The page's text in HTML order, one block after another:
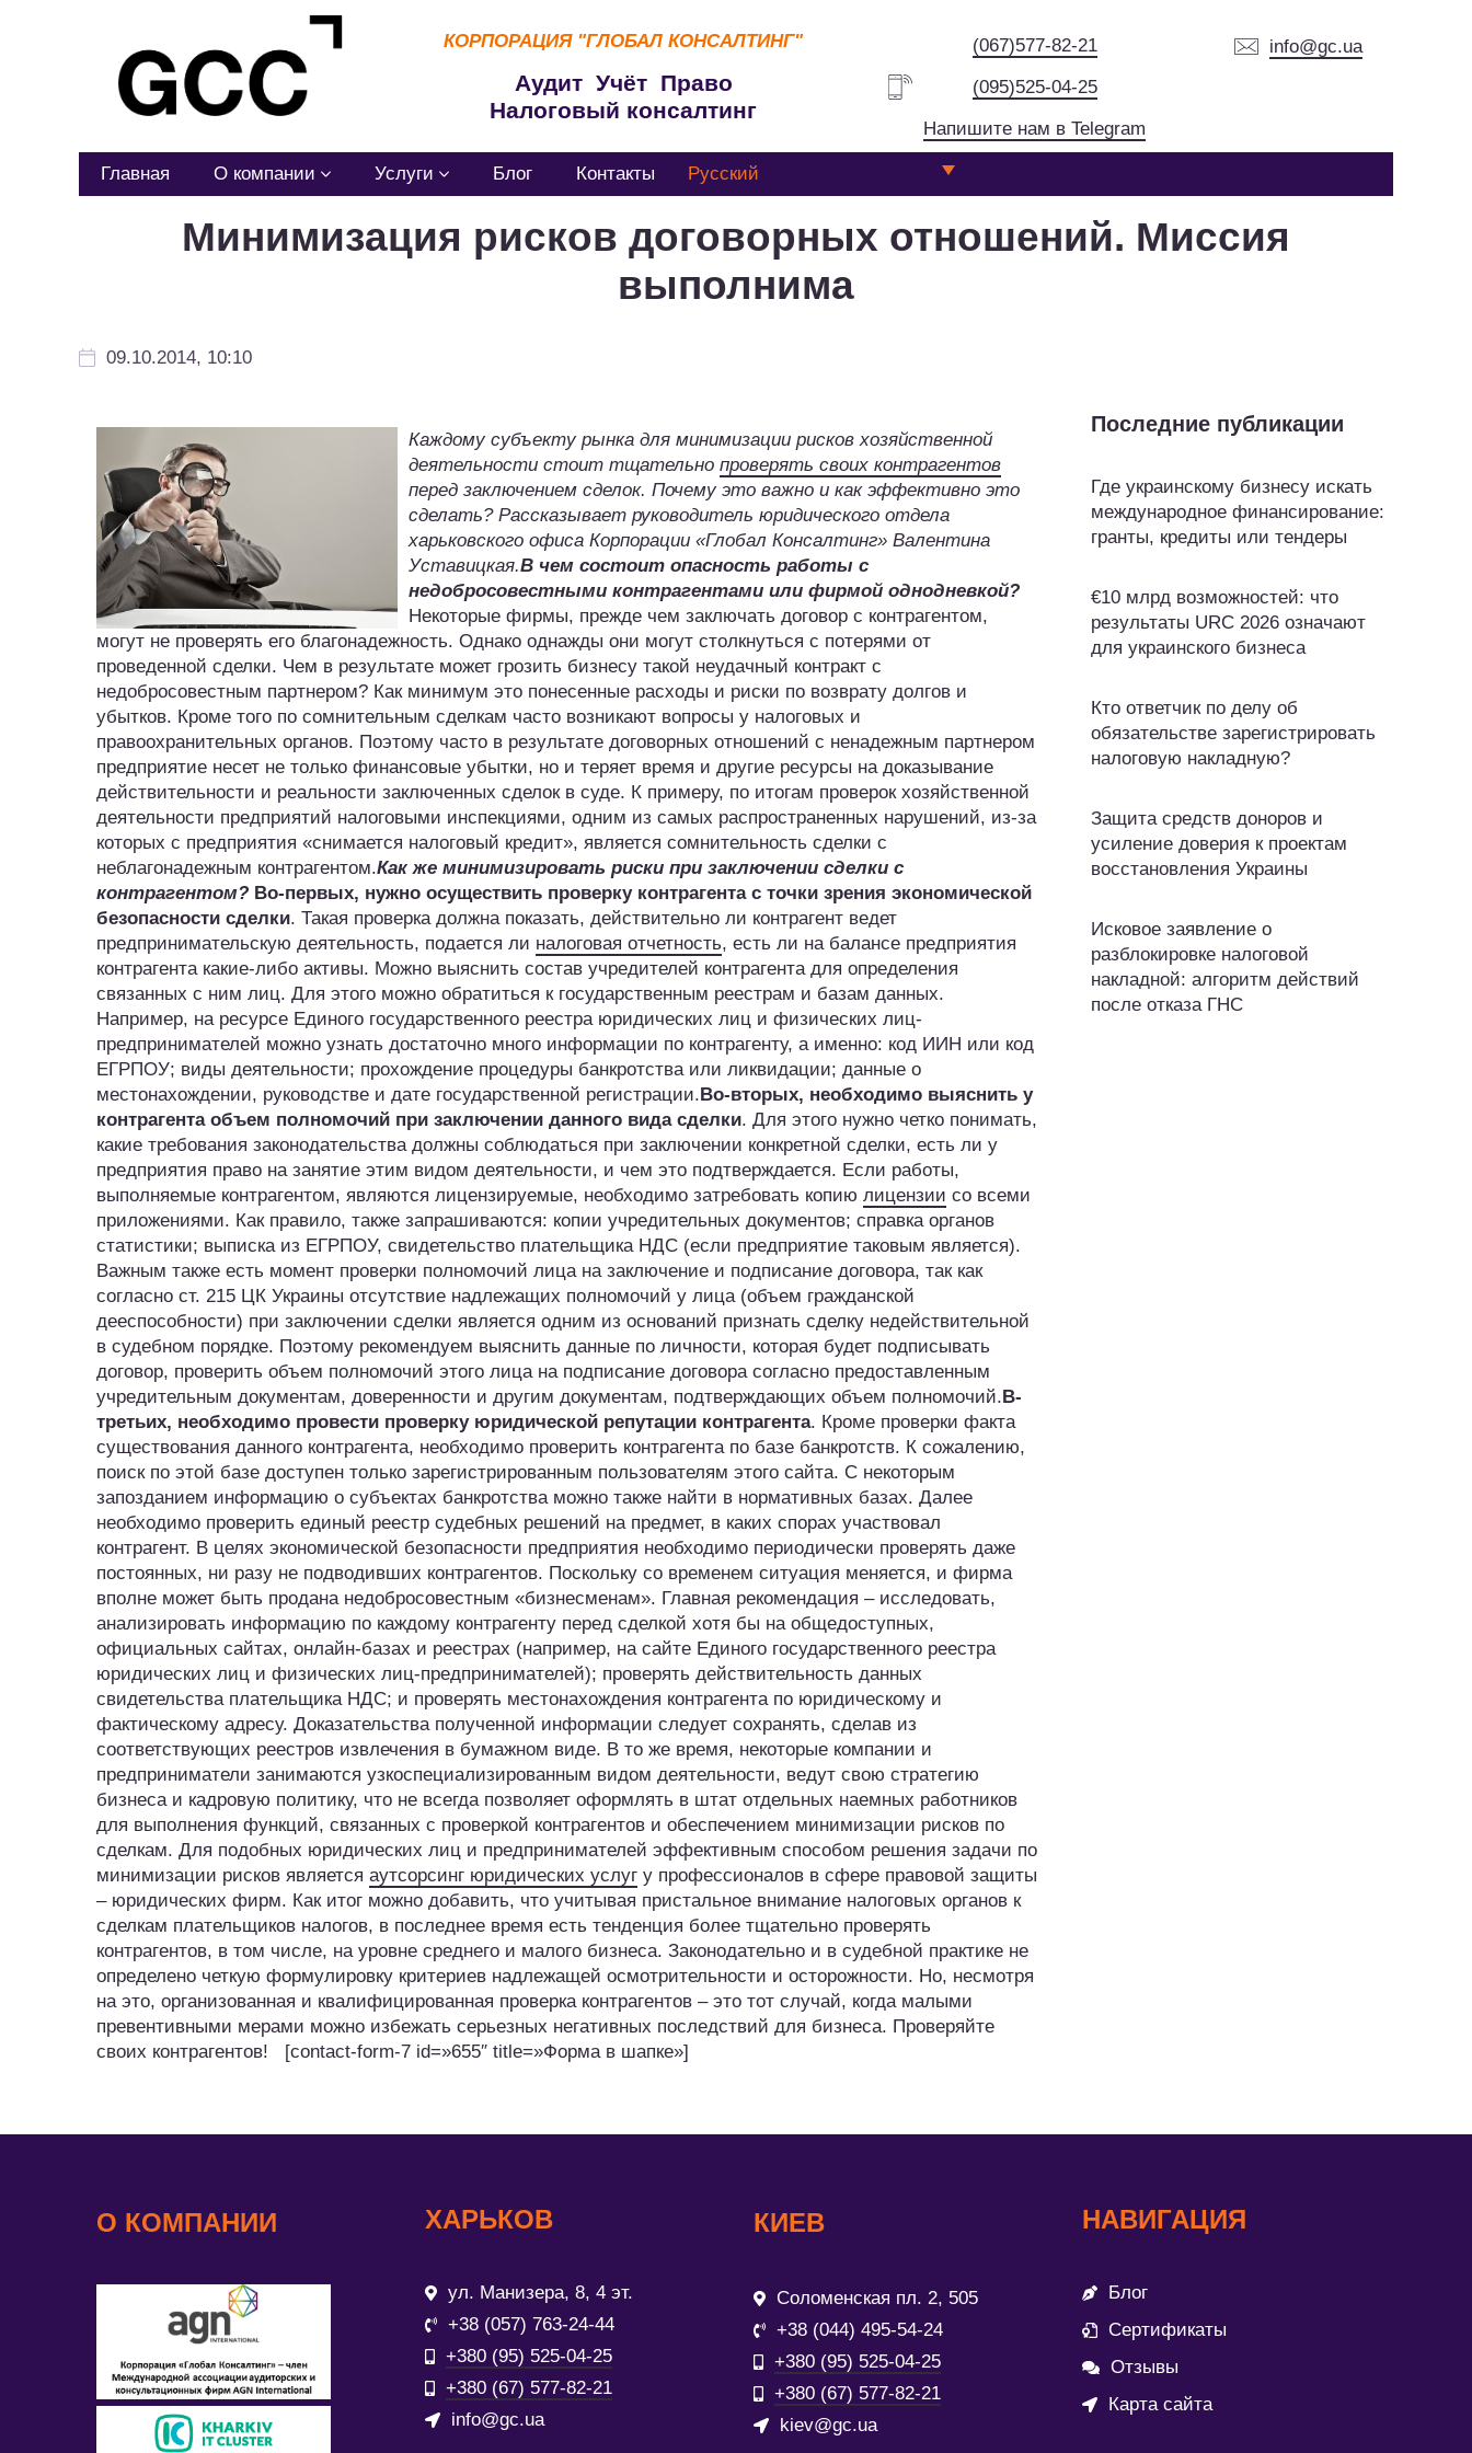
КОРПОРАЦИЯ "ГЛОБАЛ КОНСАЛТИНГ"
Аудит Учёт Право
Налоговый консалтинг
(067)577-82-21
(095)525-04-25
Напишите нам в Telegram
info@gc.ua
Главная О компании Услуги Блог Контакты Русский
Минимизация рисков договорных отношений. Миссия
выполнима
09.10.2014, 10:10
Каждому субъекту рынка для минимизации рисков хозяйственной
деятельности стоит тщательнопроверять своих контрагентов
перед заключением сделок. Почему это важно и как эффективно это
сделать? Рассказывает руководитель юридического отдела
харьковского офиса Корпорации «Глобал Консалтинг» Валентина
Уставицкая.В чем состоит опасность работы с
недобросовестными контрагентами или фирмой однодневкой?
Некоторые фирмы, прежде чем заключать договор с контрагентом,
могут не проверять его благонадежность. Однако однажды они могут столкнуться с потерями от
проведенной сделки. Чем в результате может грозить бизнесу такой неудачный контракт с
недобросовестным партнером? Как минимум это понесенные расходы и риски по возврату долгов и
убытков. Кроме того по сомнительным сделкам часто возникают вопросы у налоговых и
правоохранительных органов. Поэтому часто в результате договорных отношений с ненадежным партнером
предприятие несет не только финансовые убытки, но и теряет время и другие ресурсы на доказывание
действительности и реальности заключенных сделок в суде. К примеру, по итогам проверок хозяйственной
деятельности предприятий налоговыми инспекциями, одним из самых распространенных нарушений, из-за
которых с предприятия «снимается налоговый кредит», является сомнительность сделки с
неблагонадежным контрагентом.Как же минимизировать риски при заключении сделки с
контрагентом? Во-первых, нужно осуществить проверку контрагента с точки зрения экономической
безопасности сделки. Такая проверка должна показать, действительно ли контрагент ведет
предпринимательскую деятельность, подается ли налоговая отчетность, есть ли на балансе предприятия
контрагента какие-либо активы. Можно выяснить состав учредителей контрагента для определения
связанных с ним лиц. Для этого можно обратиться к государственным реестрам и базам данных.
Например, на ресурсе Единого государственного реестра юридических лиц и физических лиц-
предпринимателей можно узнать достаточно много информации по контрагенту, а именно: код ИИН или код
ЕГРПОУ; виды деятельности; прохождение процедуры банкротства или ликвидации; данные о
местонахождении, руководстве и дате государственной регистрации.Во-вторых, необходимо выяснить у
контрагента объем полномочий при заключении данного вида сделки. Для этого нужно четко понимать,
какие требования законодательства должны соблюдаться при заключении конкретной сделки, есть ли у
предприятия право на занятие этим видом деятельности, и чем это подтверждается. Если работы,
выполняемые контрагентом, являются лицензируемые, необходимо затребовать копию лицензии со всеми
приложениями. Как правило, также запрашиваются: копии учредительных документов; справка органов
статистики; выписка из ЕГРПОУ, свидетельство плательщика НДС (если предприятие таковым является).
Важным также есть момент проверки полномочий лица на заключение и подписание договора, так как
согласно ст. 215 ЦК Украины отсутствие надлежащих полномочий у лица (объем гражданской
дееспособности) при заключении сделки является одним из оснований признать сделку недействительной
в судебном порядке. Поэтому рекомендуем выяснить данные по личности, которая будет подписывать
договор, проверить объем полномочий этого лица на подписание договора согласно предоставленным
учредительным документам, доверенности и другим документам, подтверждающих объем полномочий.В-
третьих, необходимо провести проверку юридической репутации контрагента. Кроме проверки факта
существования данного контрагента, необходимо проверить контрагента по базе банкротств. К сожалению,
поиск по этой базе доступен только зарегистрированным пользователям этого сайта. С некоторым
запозданием информацию о субъектах банкротства можно также найти в нормативных базах. Далее
необходимо проверить единый реестр судебных решений на предмет, в каких спорах участвовал
контрагент. В целях экономической безопасности предприятия необходимо периодически проверять даже
постоянных, ни разу не подводивших контрагентов. Поскольку со временем ситуация меняется, и фирма
вполне может быть продана недобросовестным «бизнесменам». Главная рекомендация – исследовать,
анализировать информацию по каждому контрагенту перед сделкой хотя бы на общедоступных,
официальных сайтах, онлайн-базах и реестрах (например, на сайте Единого государственного реестра
юридических лиц и физических лиц-предпринимателей); проверять действительность данных
свидетельства плательщика НДС; и проверять местонахождения контрагента по юридическому и
фактическому адресу. Доказательства полученной информации следует сохранять, сделав из
соответствующих реестров извлечения в бумажном виде. В то же время, некоторые компании и
предприниматели занимаются узкоспециализированным видом деятельности, ведут свою стратегию
бизнеса и кадровую политику, что не всегда позволяет оформлять в штат отдельных наемных работников
для выполнения функций, связанных с проверкой контрагентов и обеспечением минимизации рисков по
сделкам. Для подобных юридических лиц и предпринимателей эффективным способом решения задачи по
минимизации рисков является аутсорсинг юридических услуг у профессионалов в сфере правовой защиты
– юридических фирм. Как итог можно добавить, что учитывая пристальное внимание налоговых органов к
сделкам плательщиков налогов, в последнее время есть тенденция более тщательно проверять
контрагентов, в том числе, на уровне среднего и малого бизнеса. Законодательно и в судебной практике не
определено четкую формулировку критериев надлежащей осмотрительности и осторожности. Но, несмотря
на это, организованная и квалифицированная проверка контрагентов – это тот случай, когда малыми
превентивными мерами можно избежать серьезных негативных последствий для бизнеса. Проверяйте
своих контрагентов! [contact-form-7 id=»655″ title=»Форма в шапке»]
Последние публикации
Где украинскому бизнесу искать
международное финансирование:
гранты, кредиты или тендеры
€10 млрд возможностей: что
результаты URC 2026 означают
для украинского бизнеса
Кто ответчик по делу об
обязательстве зарегистрировать
налоговую накладную?
Защита средств доноров и
усиление доверия к проектам
восстановления Украины
Исковое заявление о
разблокировке налоговой
накладной: алгоритм действий
после отказа ГНС
О КОМПАНИИ ХАРЬКОВ
ул. Манизера, 8, 4 эт.
+38 (057) 763-24-44
+380 (95) 525-04-25
+380 (67) 577-82-21
info@gc.ua
КИЕВ
Соломенская пл. 2, 505
+38 (044) 495-54-24
+380 (95) 525-04-25
+380 (67) 577-82-21
kiev@gc.ua
НАВИГАЦИЯ
Блог
Сертификаты
Отзывы
Карта сайта